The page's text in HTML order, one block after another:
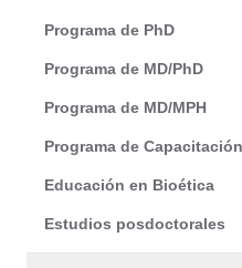
Programa de PhD
Programa de MD/PhD
Programa de MD/MPH
Programa de
Educación en Bioética
Estudios posdoctorales